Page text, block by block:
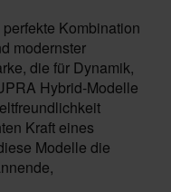
Kombination
modernster
die für Dynamik,
Hybrid-Modelle
Kraft eines
Modelle die